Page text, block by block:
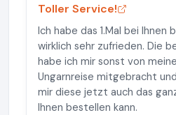
Toller Service!
Ich habe das 1.Mal bei Ihnen
wirklich sehr zufrieden. Die
habe ich mir sonst von
Ungarnreise mitgebracht
mir diese jetzt auch das
Ihnen bestellen kann.